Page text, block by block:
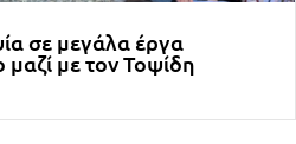
σε μεγάλα έργα
με τον Τοψίδη